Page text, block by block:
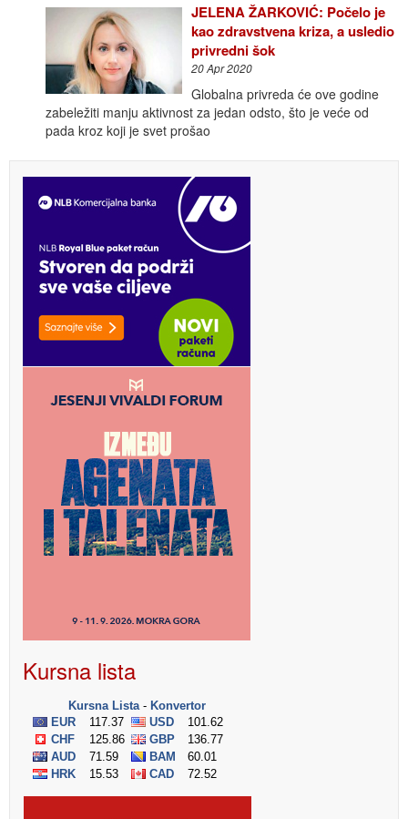
JELENA ŽARKOVIĆ: Počelo je
kao zdravstvena kriza, a usledio
privredni šok
20 Apr 2020
Globalna privreda će ove godine
zabeležiti manju aktivnost za jedan odsto, što je veće od
pada kroz koji je svet prošao
Kursna lista